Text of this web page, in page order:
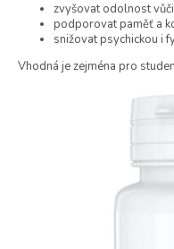
zvyšovat odolnost
podporovat paměť a
snižovat psychickou i
Vhodná je zejména pro